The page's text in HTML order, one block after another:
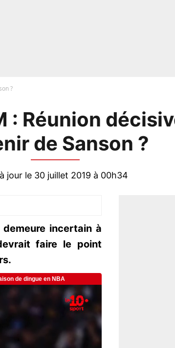
?
: Réunion
de Sanson ?
jour le 30 juillet 2019 à 00h34
demeure incertain à
faire le point